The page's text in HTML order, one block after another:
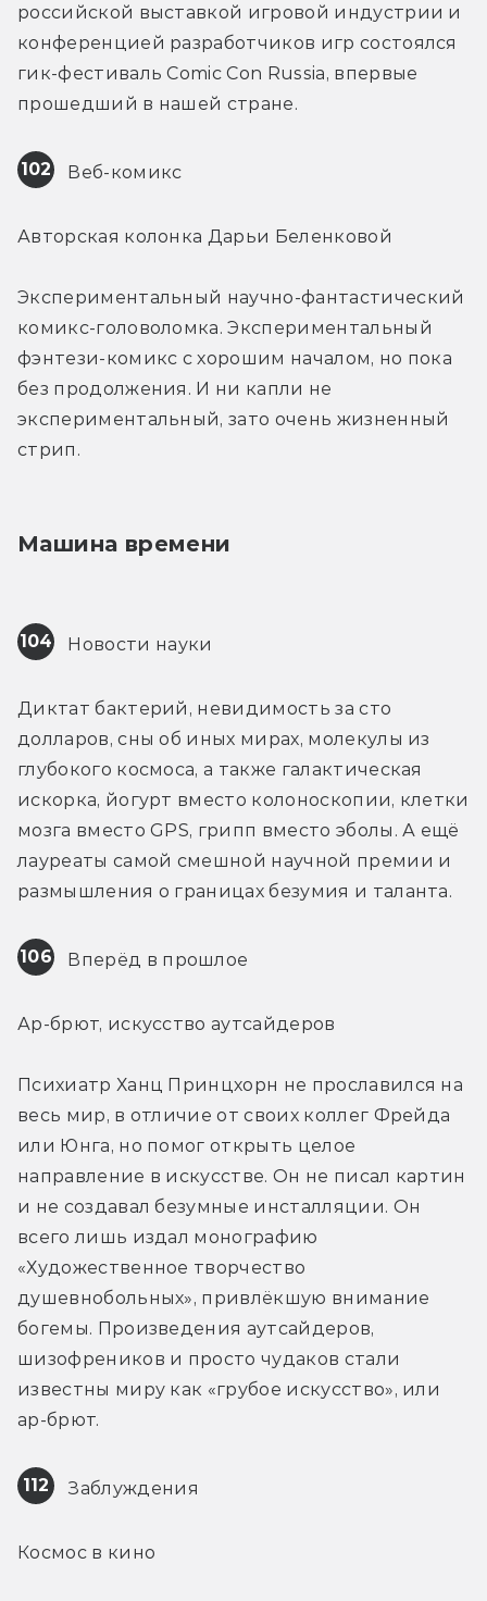
российской выставкой игровой индустрии и
конференцией разработчиков игр состоялся
гик-фестиваль Comic Con Russia, впервые
прошедший в нашей стране.
102 Веб-комикс
Авторская колонка Дарьи Беленковой
Экспериментальный научно-фантастический
комикс-головоломка. Экспериментальный
фэнтези-комикс с хорошим началом, но пока
без продолжения. И ни капли не
экспериментальный, зато очень жизненный
стрип.
Машина времени
104 Новости науки
Диктат бактерий, невидимость за сто
долларов, сны об иных мирах, молекулы из
глубокого космоса, а также галактическая
искорка, йогурт вместо колоноскопии, клетки
мозга вместо GPS, грипп вместо эболы. А ещё
лауреаты самой смешной научной премии и
размышления о границах безумия и таланта.
106 Вперёд в прошлое
Ар-брют, искусство аутсайдеров
Психиатр Ханц Принцхорн не прославился на
весь мир, в отличие от своих коллег Фрейда
или Юнга, но помог открыть целое
направление в искусстве. Он не писал картин
и не создавал безумные инсталляции. Он
всего лишь издал монографию
«Художественное творчество
душевнобольных», привлёкшую внимание
богемы. Произведения аутсайдеров,
шизофреников и просто чудаков стали
известны миру как «грубое искусство», или
ар-брют.
112 Заблуждения
Космос в кино